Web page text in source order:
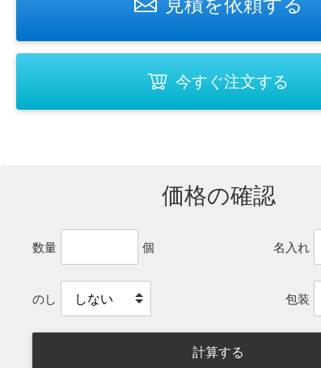
今すぐ注文する
価格の確認
数量 個 名入れ
のし 包装
計算する